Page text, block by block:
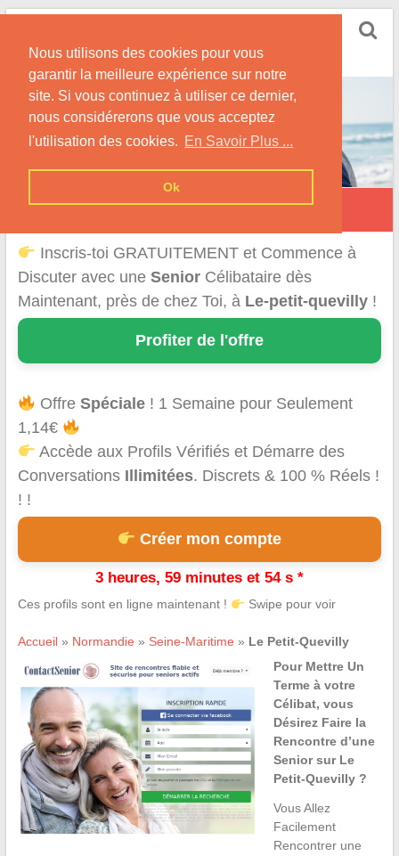
Nous utilisons des cookies pour vous
garantir la meilleure expérience sur notre
site. Si vous continuez à utiliser ce dernier,
nous considérerons que vous acceptez
l'utilisation des cookies. En Savoir Plus ...
Ok
Skip
content
Conseils & Infos pour la Rencontre d'une Senior
Le Petit-Quevilly
Inscris-toi GRATUITEMENT et Commence à
Discuter avec une SeniorCélibataire dès
Maintenant, près de chez Toi, à Le-petit-quevilly!
Profiter de l'offre
OffreSpéciale ! 1 Semaine pour Seulement
1,14€
Accède aux Profils Vérifiés et Démarre des
Conversations Illimitées. Discrets & 100 % Réels !
! !
Créer mon compte
3 heures, 59 minutes et 54 s *
Ces profils sont en ligne maintenant ! Swipe pour voir
Accueil» Normandie » Seine-Maritime » Le Petit-Quevilly
Pour Mettre Un
Terme à votre
Célibat, vous
Désirez Faire la
Rencontre d’une
Senior sur Le
Petit-Quevilly ?
Vous Allez
Facilement
Rencontrer une